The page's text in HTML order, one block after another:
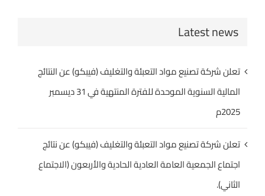
Latest news
تعلن شركة تصنيع مواد التعبئة والتغليف (فيبكو) عن النتائج
المالية السنوية الموحدة للفترة المنتهية في 31 ديسمبر
2025م
تعلن شركة تصنيع مواد التعبئة والتغليف (فيبكو) عن نتائج
اجتماع الجمعية العامة العادية الحادية والأربعون (الاجتماع
الثاني).